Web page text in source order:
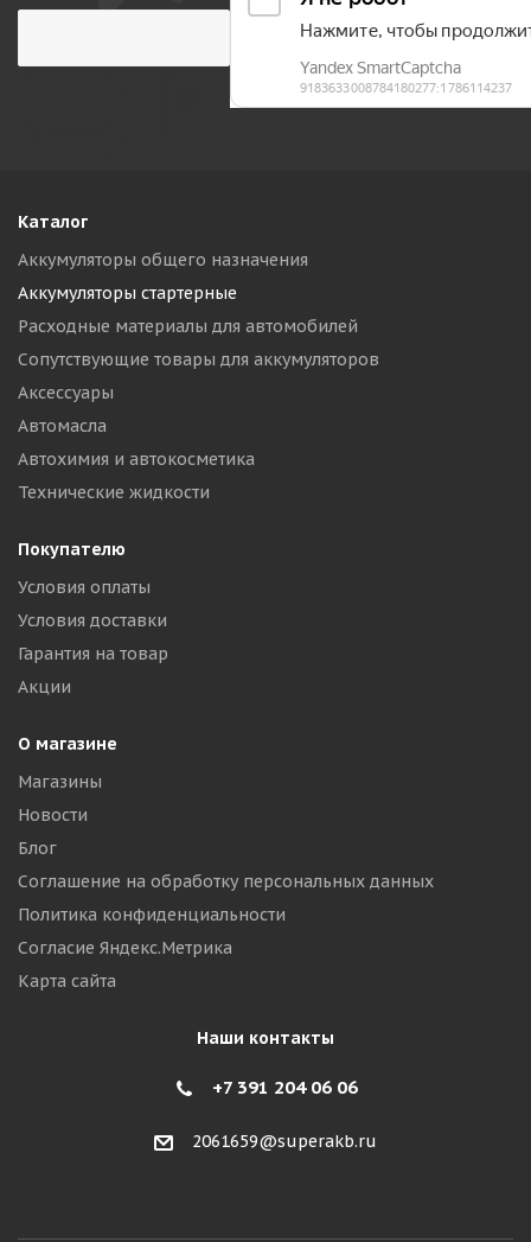
Каталог
Аккумуляторы общего назначения
Аккумуляторы стартерные
Расходные материалы для автомобилей
Сопутствующие товары для аккумуляторов
Аксессуары
Автомасла
Автохимия и автокосметика
Технические жидкости
Покупателю
Условия оплаты
Условия доставки
Гарантия на товар
Акции
О магазине
Магазины
Новости
Блог
Соглашение на обработку персональных данных
Политика конфиденциальности
Согласие Яндекс.Метрика
Карта сайта
Наши контакты
+7 391 204 06 06
2061659@superakb.ru